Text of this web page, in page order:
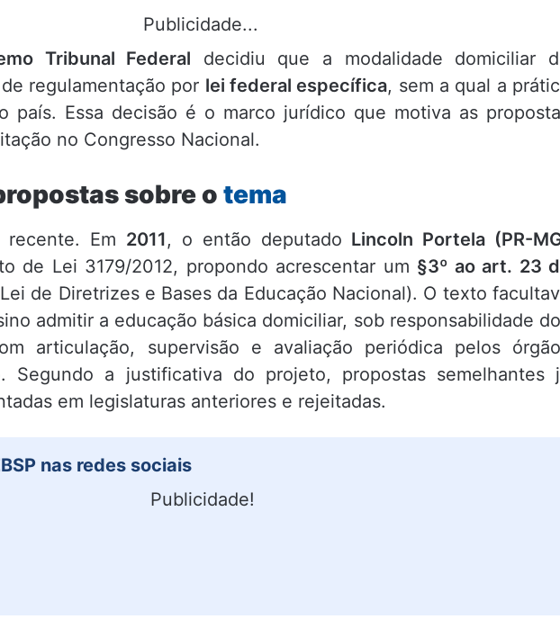
Publicidade...
Tribunal Federal decidiu que a modalidade domiciliar
regulamentação por lei federal específica, sem a qual a
país. Essa decisão é o marco jurídico que motiva as
no Congresso Nacional.
sobre o tema
Em 2011, o então deputado Lincoln Portela (PR-
de Lei 3179/2012, propondo acrescentar um §3º ao art. 23
de Diretrizes e Bases da Educação Nacional). O texto
admitir a educação básica domiciliar, sob responsabilidade
articulação, supervisão e avaliação periódica pelos
Segundo a justificativa do projeto, propostas semelhantes
em legislaturas anteriores e rejeitadas.
nas redes sociais
Publicidade!